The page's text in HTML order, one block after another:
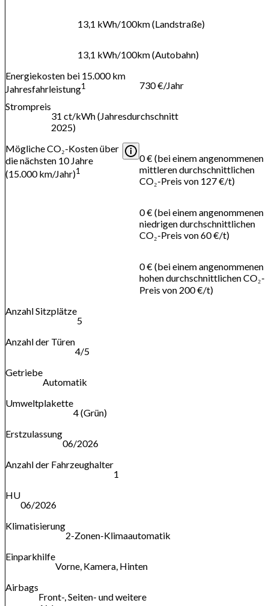
13,1 kWh/100km (Landstraße)
13,1 kWh/100km (Autobahn)
Energiekosten bei 15.000 km
Jahresfahrleistung1
730 €/Jahr
Strompreis
31 ct/kWh (Jahresdurchschnitt
2025)
Mögliche CO₂-Kosten über
die nächsten 10 Jahre
(15.000 km/Jahr)1
0 € (bei einem angenommenen
mittleren durchschnittlichen
CO₂-Preis von 127 €/t)
0 € (bei einem angenommenen
niedrigen durchschnittlichen
CO₂-Preis von 60 €/t)
0 € (bei einem angenommenen
hohen durchschnittlichen CO₂-
Preis von 200 €/t)
Anzahl Sitzplätze
5
Anzahl der Türen
4/5
Getriebe
Automatik
Umweltplakette
4 (Grün)
Erstzulassung
06/2026
Anzahl der Fahrzeughalter
1
HU
06/2026
Klimatisierung
2-Zonen-Klimaautomatik
Einparkhilfe
Vorne, Kamera, Hinten
Airbags
Front-, Seiten- und weitere